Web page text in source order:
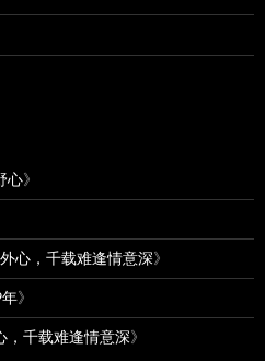
心》
心，千载难逢情意深》
》
，千载难逢情意深》